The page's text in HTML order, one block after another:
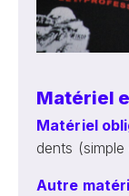
Matériel
Matériel
dents
Autre